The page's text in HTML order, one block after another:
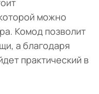
можно
Комод позволит
а благодаря
практический в